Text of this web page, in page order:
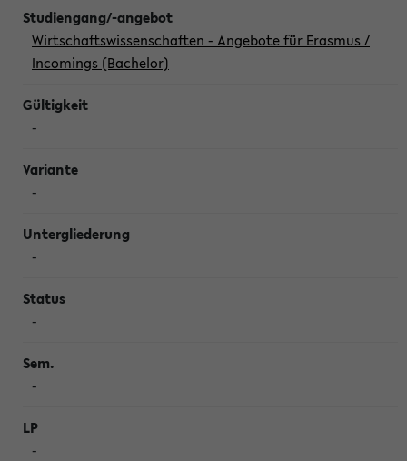
Wirtschaftswissenschaften - Angebote für Erasmus /
Incomings (Bachelor)
-
-
-
-
-
-